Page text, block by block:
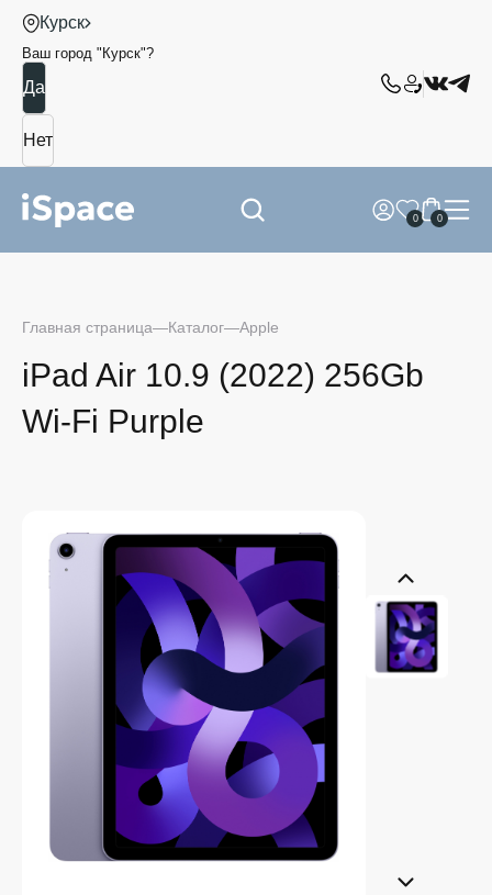
Курск
Ваш город " Курск"?
0 0
Главная страница Каталог Apple
iPad Air 10.9 (2022) 256Gb
Wi-Fi Purple